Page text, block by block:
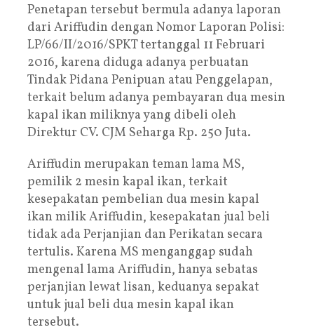
Penetapan tersebut bermula adanya laporan
dari Ariffudin dengan Nomor Laporan Polisi:
LP/66/II/2016/SPKT tertanggal 11 Februari
2016, karena diduga adanya perbuatan
Tindak Pidana Penipuan atau Penggelapan,
terkait belum adanya pembayaran dua mesin
kapal ikan miliknya yang dibeli oleh
Direktur CV. CJM Seharga Rp. 250 Juta.
Ariffudin merupakan teman lama MS,
pemilik 2 mesin kapal ikan, terkait
kesepakatan pembelian dua mesin kapal
ikan milik Ariffudin, kesepakatan jual beli
tidak ada Perjanjian dan Perikatan secara
tertulis. Karena MS menganggap sudah
mengenal lama Ariffudin, hanya sebatas
perjanjian lewat lisan, keduanya sepakat
untuk jual beli dua mesin kapal ikan
tersebut.